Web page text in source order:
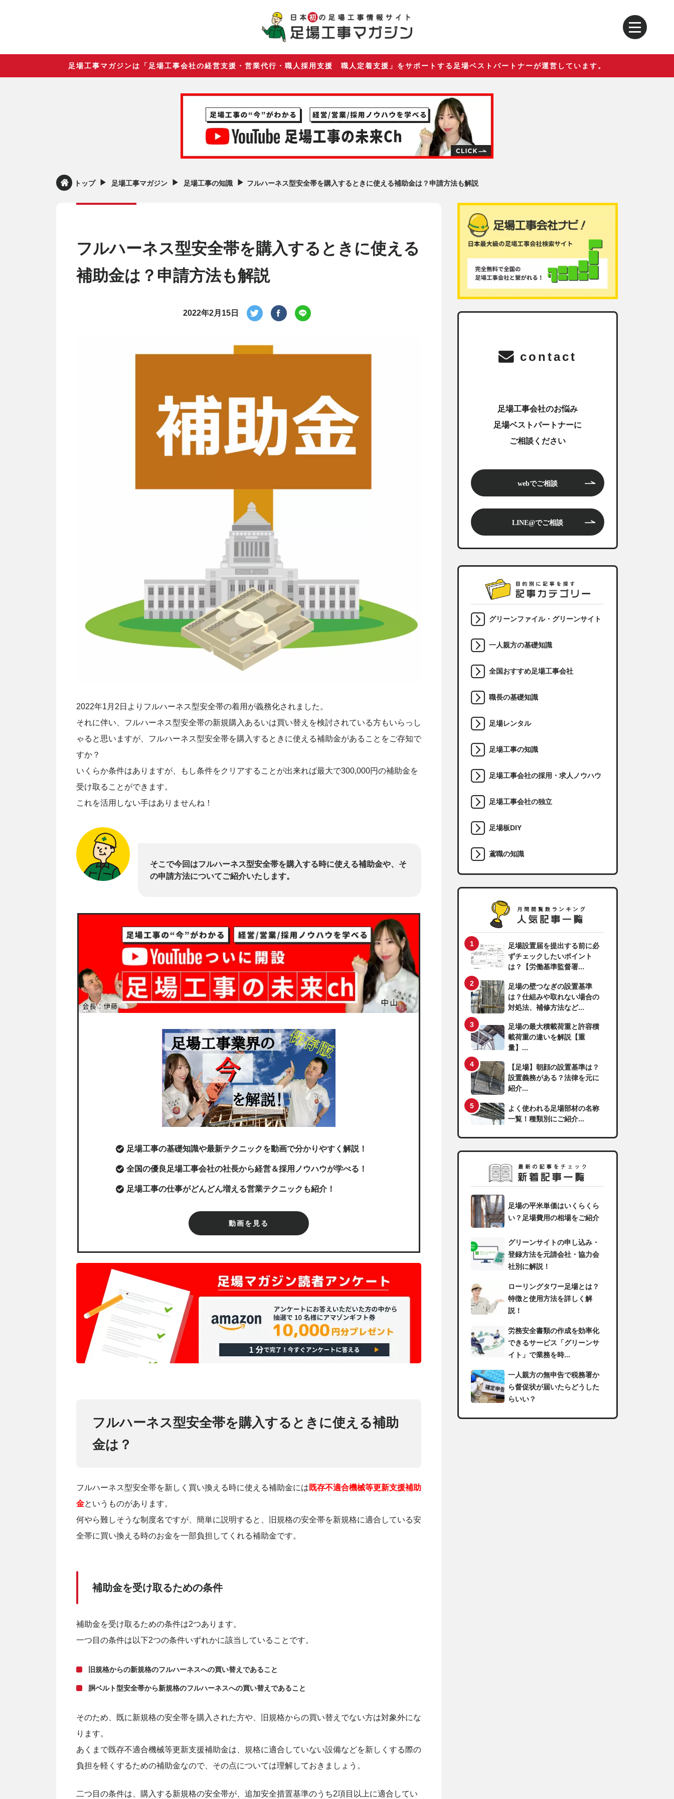
足場工事マガジンは「足場工事会社の経営支援・営業代行・職人採用支援 職人定着支援」をサポートする足場ベストパートナーが運営しています。
トップ ▶︎ 足場工事マガジン ▶︎ 足場工事の知識 ▶︎ フルハーネス型安全帯を購入するときに使える補助金は？申請方法も解説
フルハーネス型安全帯を購入するときに使える
補助金は？申請方法も解説
2022年2月15日
2022年1月2日よりフルハーネス型安全帯の着用が義務化されました。
それに伴い、フルハーネス型安全帯の新規購入あるいは買い替えを検討されている方もいらっし
ゃると思いますが、フルハーネス型安全帯を購入するときに使える補助金があることをご存知で
すか？
いくらか条件はありますが、もし条件をクリアすることが出来れば最大で300,000円の補助金を
受け取ることができます。
これを活用しない手はありませんね！
そこで今回はフルハーネス型安全帯を購入する時に使える補助金や、そ
の申請方法についてご紹介いたします。
足場工事の基礎知識や最新テクニックを動画で分かりやすく解説！
全国の優良足場工事会社の社長から経営＆採用ノウハウが学べる！
足場工事の仕事がどんどん増える営業テクニックも紹介！
動画を見る
フルハーネス型安全帯を購入するときに使える補助
金は？
フルハーネス型安全帯を新しく買い換える時に使える補助金には 既存不適合機械等更新支援補助
金というものがあります。
何やら難しそうな制度名ですが、簡単に説明すると、旧規格の安全帯を新規格に適合している安
全帯に買い換える時のお金を一部負担してくれる補助金です。
補助金を受け取るための条件
補助金を受け取るための条件は2つあります。
一つ目の条件は以下2つの条件いずれかに該当していることです。
旧規格からの新規格のフルハーネスへの買い替えであること
胴ベルト型安全帯から新規格のフルハーネスへの買い替えであること
そのため、既に新規格の安全帯を購入された方や、旧規格からの買い替えでない方は対象外にな
ります。
あくまで既存不適合機械等更新支援補助金は、規格に適合していない設備などを新しくする際の
負担を軽くするための補助金なので、その点については理解しておきましょう。
二つ目の条件は、購入する新規格の安全帯が、追加安全措置基準のうち2項目以上に適合してい
contact
足場工事会社のお悩み
足場ベストパートナーに
ご相談ください
webでご相談
LINE@でご相談
グリーンファイル・グリーンサイト
一人親方の基礎知識
全国おすすめ足場工事会社
職長の基礎知識
足場レンタル
足場工事の知識
足場工事会社の採用・求人ノウハウ
足場工事会社の独立
足場板DIY
鳶職の知識
足場設置届を提出する前に必
ずチェックしたいポイント
は？【労働基準監督署...
足場の壁つなぎの設置基準
は？仕組みや取れない場合の
対処法、補修方法など...
足場の最大積載荷重と許容積
載荷重の違いを解説【重
量】...
【足場】朝顔の設置基準は？
設置義務がある？法律を元に
紹介...
よく使われる足場部材の名称
一覧！種類別にご紹介...
足場の平米単価はいくらくら
い？足場費用の相場をご紹介
グリーンサイトの申し込み・
登録方法を元請会社・協力会
社別に解説！
ローリングタワー足場とは？
特徴と使用方法を詳しく解
説！
労務安全書類の作成を効率化
できるサービス「グリーンサ
イト」で業務を時...
一人親方の無申告で税務署か
ら督促状が届いたらどうした
らいい？
足場の組み立てに資格は必